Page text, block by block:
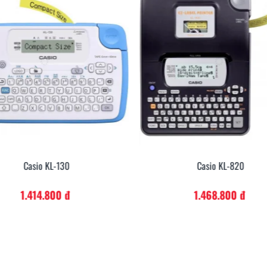
Casio KL-130
1.414.800 đ
Casio KL-820
1.468.800 đ